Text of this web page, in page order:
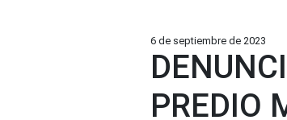
6 de septiembre de 2023
PREDIO